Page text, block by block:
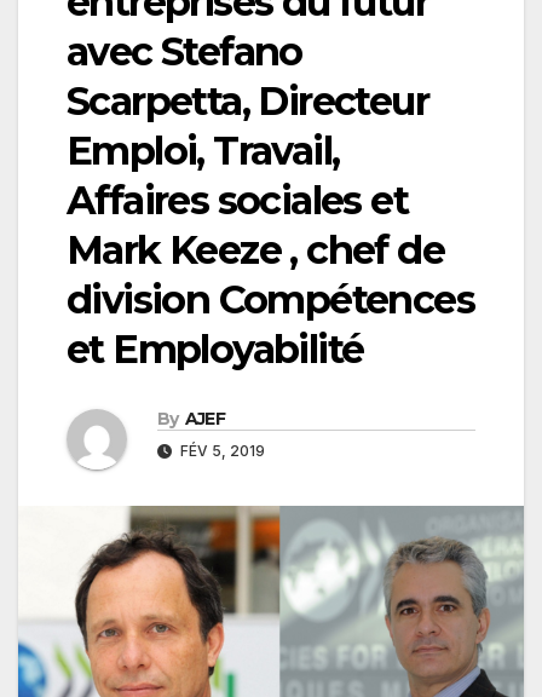
avec Stefano
Scarpetta, Directeur
Emploi, Travail,
Affaires sociales et
Mark Keeze , chef de
division Compétences
et Employabilité
By AJEF
FÉV 5, 2019